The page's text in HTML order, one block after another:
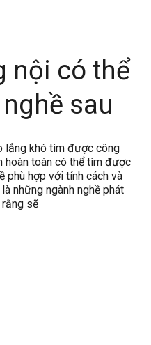
nội có thể
sau
lắng khó tìm được công
hoàn toàn có thể tìm được
phù hợp với tính cách và
những ngành nghề phát
sẽ